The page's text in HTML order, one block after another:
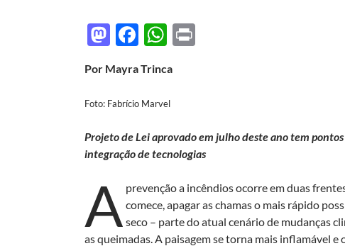
M
to
d
n
F
e
b
o
W
at
s
p
Por Mayra Trinca
Foto: Fabrício Marvel
Projeto de Lei aprovado em julho deste ano tem
integração de tecnologias
A prevenção a incêndios ocorre em duas
comece, apagar as chamas o mais rápido
seco – parte do atual cenário de mudanças
as queimadas. A paisagem se torna mais inflamável